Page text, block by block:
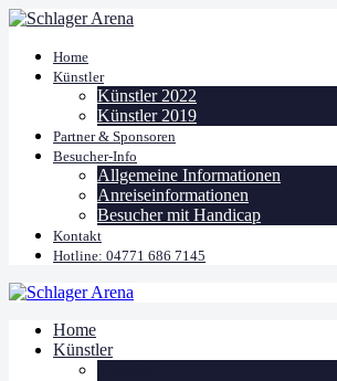
Home
Künstler
Künstler 2022
Künstler 2019
Partner & Sponsoren
Besucher-Info
Allgemeine Informationen
Anreiseinformationen
Besucher mit Handicap
Kontakt
Hotline: 04771 686 7145
Home
Künstler